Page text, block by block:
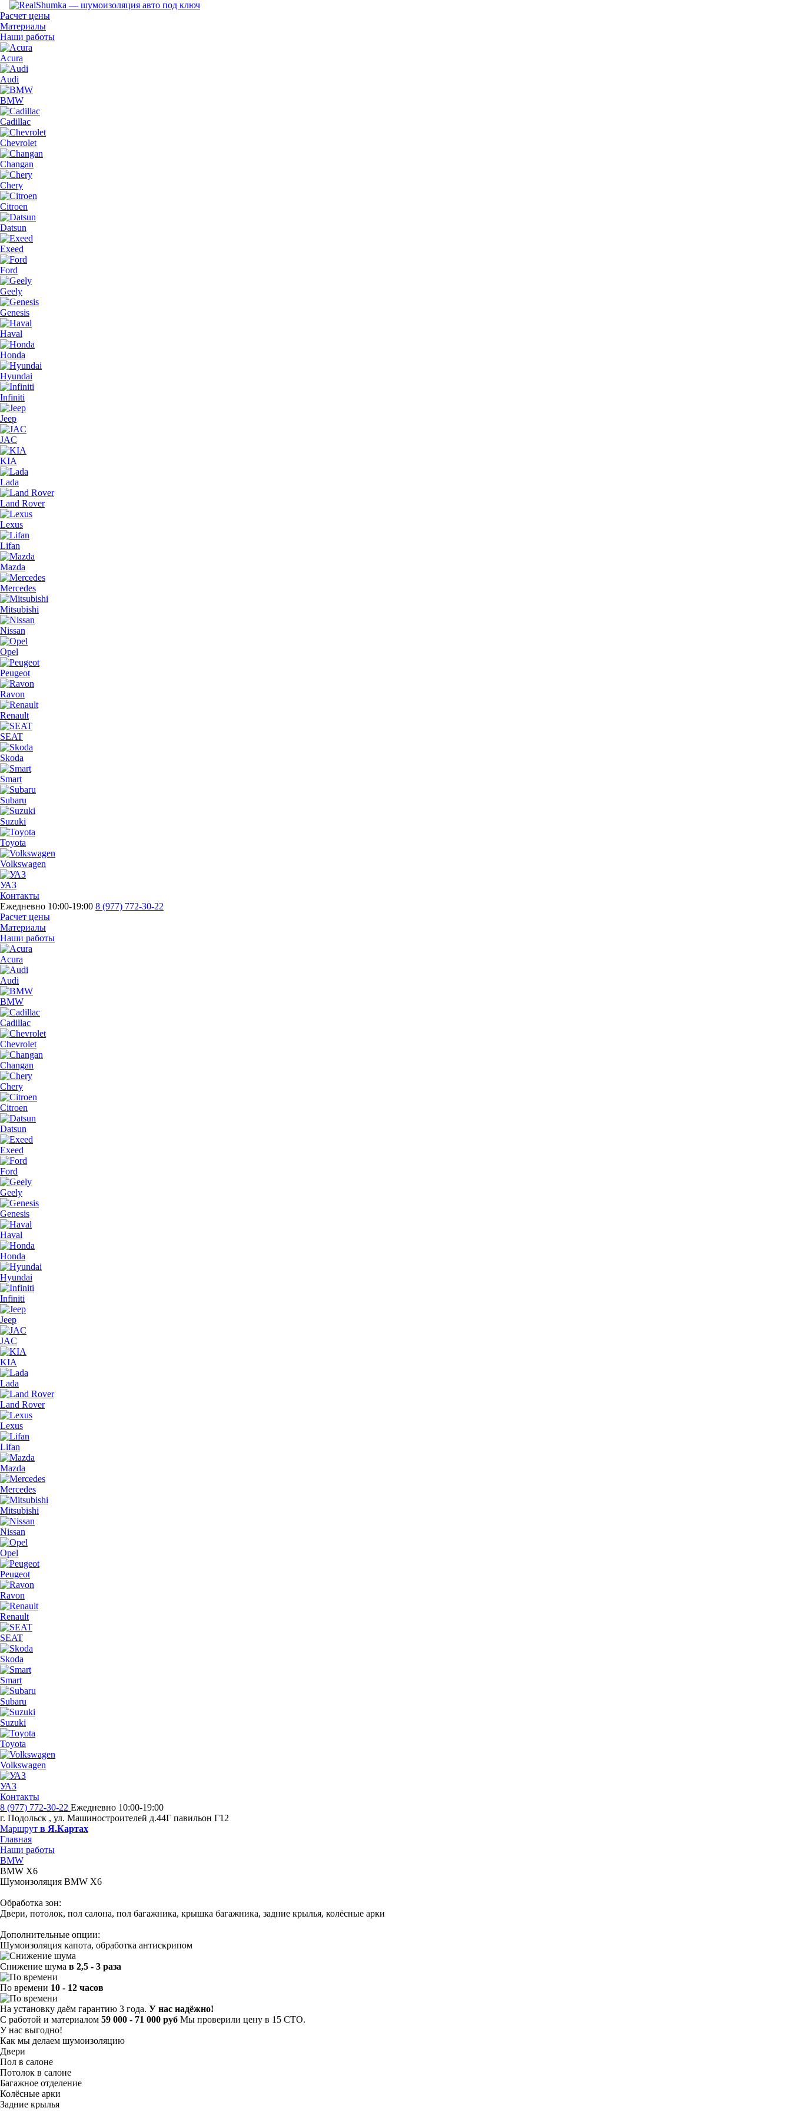
Расчет цены
Материалы
Наши работы
Acura
Audi
BMW
Cadillac
Chevrolet
Changan
Chery
Citroen
Datsun
Exeed
Ford
Geely
Genesis
Haval
Honda
Hyundai
Infiniti
Jeep
JAC
KIA
Lada
Land Rover
Lexus
Lifan
Mazda
Mercedes
Mitsubishi
Nissan
Opel
Peugeot
Ravon
Renault
SEAT
Skoda
Smart
Subaru
Suzuki
Toyota
Volkswagen
УАЗ
Контакты
Ежедневно 10:00-19:00 8 (977) 772-30-22
Расчет цены
Материалы
Наши работы
Acura
Audi
BMW
Cadillac
Chevrolet
Changan
Chery
Citroen
Datsun
Exeed
Ford
Geely
Genesis
Haval
Honda
Hyundai
Infiniti
Jeep
JAC
KIA
Lada
Land Rover
Lexus
Lifan
Mazda
Mercedes
Mitsubishi
Nissan
Opel
Peugeot
Ravon
Renault
SEAT
Skoda
Smart
Subaru
Suzuki
Toyota
Volkswagen
УАЗ
Контакты
8 (977) 772-30-22 Ежедневно 10:00-19:00
г. Подольск , ул. Машиностроителей д.44Г павильон Г12
Маршрут в Я.Картах
Главная
Наши работы
BMW
BMW X6
Шумоизоляция BMW X6
Обработка зон:
Двери, потолок, пол салона, пол багажника, крышка багажника, задние крылья, колёсные арки
Дополнительные опции:
Шумоизоляция капота, обработка антискрипом
Снижение шума в 2,5 - 3 раза
По времени 10 - 12 часов
На установку даём гарантию 3 года. У нас надёжно!
С работой и материалом 59 000 - 71 000 руб Мы проверили цену в 15 СТО.
У нас выгодно!
Как мы делаем шумоизоляцию
Двери
Пол в салоне
Потолок в салоне
Багажное отделение
Колёсные арки
Задние крылья